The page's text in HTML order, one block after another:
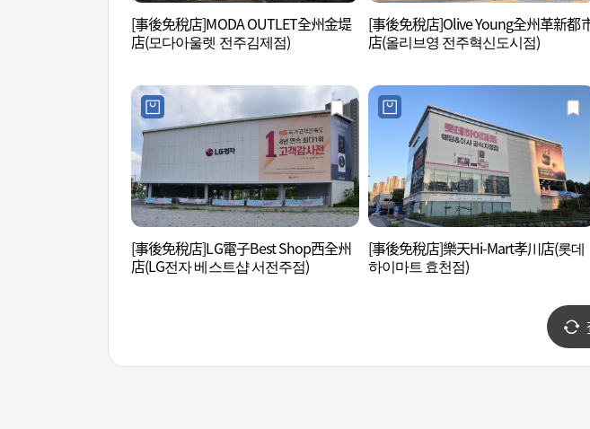
[事後免稅店]MODA OUTLET全州金堤
店(모다아울렛 전주김제점)
[事後免稅店]Olive Young全州革新都
店(올리브영 전주혁신도시점)
[事後免稅店]LG電子Best Shop西全州
店(LG전자 베스트샵 서전주점)
[事後免稅店]樂天Hi-Mart孝川店(롯데
하이마트 효천점)